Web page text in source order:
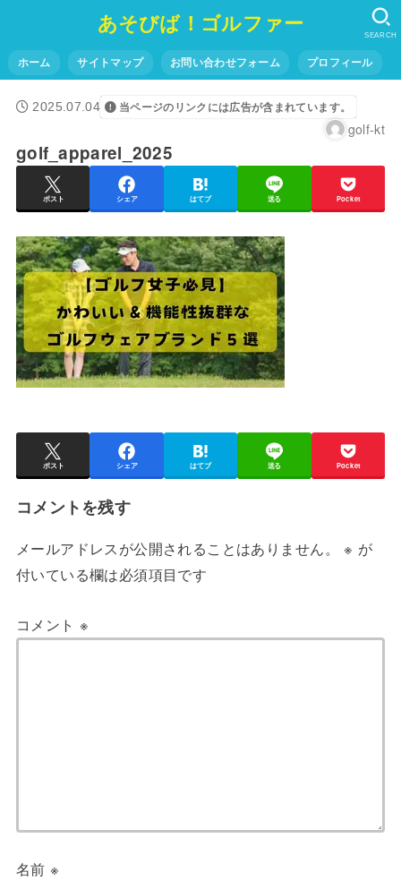
あそびば！ゴルファー
ホーム サイトマップ お問い合わせフォーム プロフィール
SEARCH
2025.07.04 当ページのリンクには広告が含まれています。
golf-kt
golf_apparel_2025
ポスト シェア はてブ 送る Pocket
ポスト シェア はてブ 送る Pocket
コメントを残す
メールアドレスが公開されることはありません。 ※ が
付いている欄は必須項目です
コメント ※
名前※